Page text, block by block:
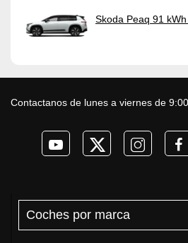
Skoda Peaq 91
Contactanos de lunes a viernes de
Coches por marca